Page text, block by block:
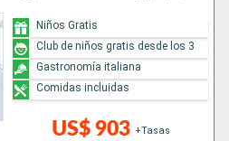
US$ 903 +Tasas
Niños Gratis
Club de niños gratis desde los 3
Gastronomía italiana
Comidas incluidas